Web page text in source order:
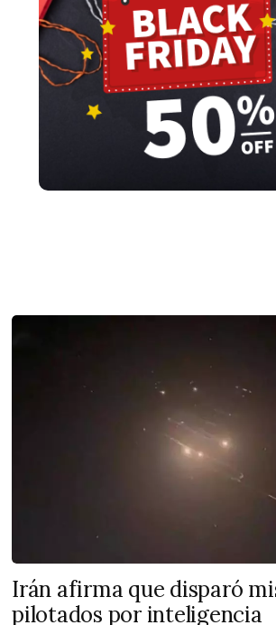
Irán afirma que disparó
pilotados por inteligencia